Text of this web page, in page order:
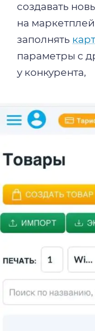
создавать
на
заполнять
параметры с
у конкурента,